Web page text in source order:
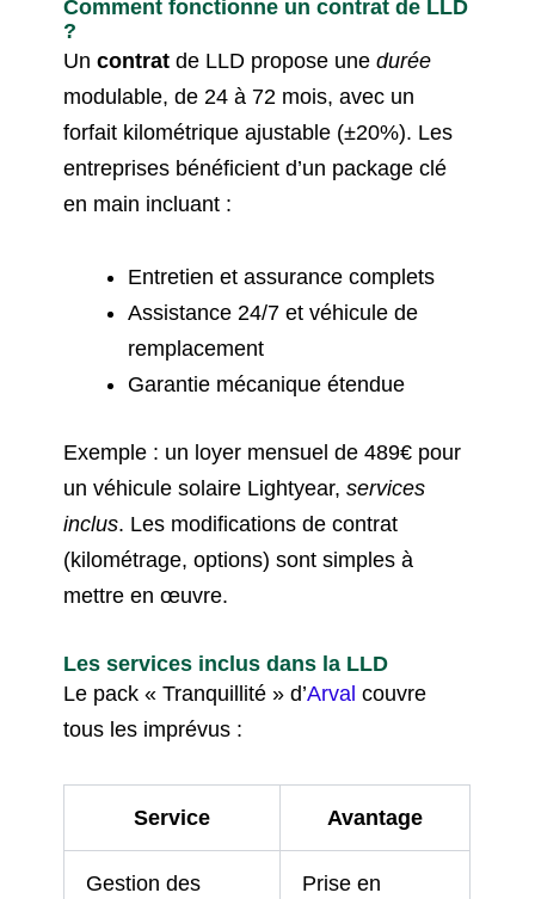
Comment fonctionne un contrat de LLD
?
Uncontrat de LLD propose unedurée
modulable, de 24 à 72 mois, avec un
forfait kilométrique ajustable (±20%). Les
entreprises bénéficient d’un package clé
en main incluant :
Entretien et assurance complets
Assistance 24/7 et véhicule de
remplacement
Garantie mécanique étendue
Exemple : un loyer mensuel de 489€ pour
un véhicule solaire Lightyear,services
inclus. Les modifications de contrat
(kilométrage, options) sont simples à
mettre en œuvre.
Les services inclus dans la LLD
Le pack « Tranquillité » d’Arval couvre
tous les imprévus :
Service Avantage
Gestion des
Prise en